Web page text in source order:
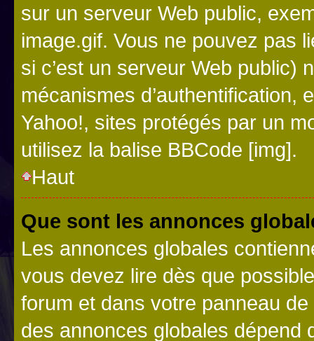
sur un serveur Web public,
image.gif. Vous ne pouvez pas
si c’est un serveur Web public)
mécanismes d’authentification,
Yahoo!, sites protégés par un
utilisez la balise BBCode [img].
Haut
Que sont les annonces
Les annonces globales
vous devez lire dès que
forum et dans votre panneau
des annonces globales dépend